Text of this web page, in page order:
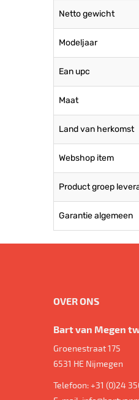
Netto gewicht
Modeljaar
Ean upc
Maat
Land van herkomst
Webshop item
Product groep
Garantie algemeen
OVER ONS
Bart van Megen
Groenestraat 175
6531 HE Nijmegen
Telefoon:+31 (0)24